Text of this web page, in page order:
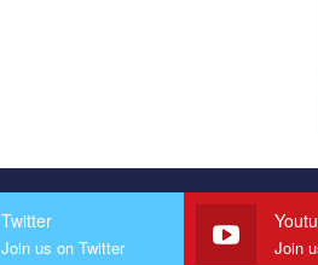
Twitter
Join us on Twitter Join